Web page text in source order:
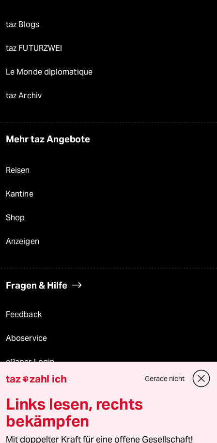
taz Blogs
taz FUTURZWEI
Le Monde diplomatique
taz Archiv
Mehr taz Angebote
Reisen
Kantine
Shop
Anzeigen
Fragen & Hilfe
Feedback
Aboservice
ePaper Login
Downloads für Abonnierende
© 2026 taz Verlags und Vertriebs GmbH
Alle Rechte vorbehalten. Bei rechtlichen Fragen oder für Genehmigungen
taz zahl ich Gerade nicht
Links lesen, rechts
bekämpfen
Mit doppelter Kraft für eine offene Gesellschaft!